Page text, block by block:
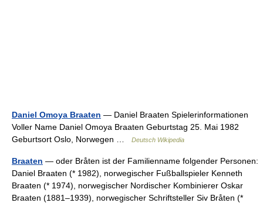
Daniel Omoya Braaten — Daniel Braaten Spielerinformationen
Voller Name Daniel Omoya Braaten Geburtstag 25. Mai 1982
Geburtsort Oslo, Norwegen …
Deutsch Wikipedia
Braaten — oder Bråten ist der Familienname folgender Personen:
Daniel Braaten (* 1982), norwegischer Fußballspieler Kenneth
Braaten (* 1974), norwegischer Nordischer Kombinierer Oskar
Braaten (1881–1939), norwegischer Schriftsteller Siv Bråten (*